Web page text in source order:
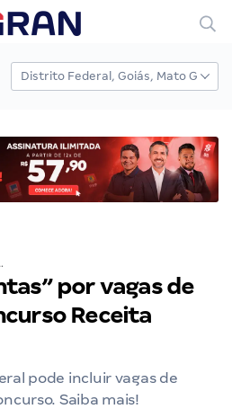
por vagas de
Receita
pode incluir vagas de
Saiba mais!